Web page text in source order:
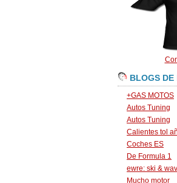
BLOGS DE
+GAS MOTOS
Autos Tuning
Autos Tuning
Calientes tol
Coches ES
De Formula 1
ewre: ski &
Mucho motor